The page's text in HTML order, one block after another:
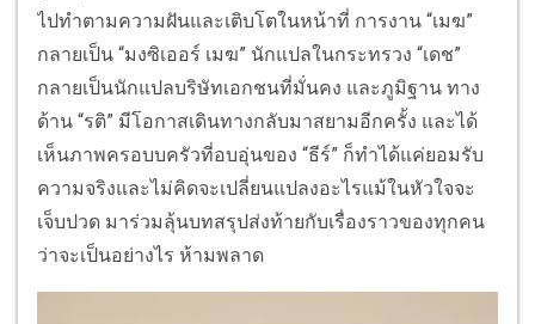
ไปทำตามความฝันและเติบโตในหน้าที่ การงาน “เมฆ”
กลายเป็น “มงซิเออร์ เมฆ” นักแปลในกระทรวง “เดช”
กลายเป็นนักแปลบริษัทเอกชนที่มั่นคง และภูมิฐาน ทาง
ด้าน “รติ” มีโอกาสเดินทางกลับมาสยามอีกครั้ง และได้
เห็นภาพครอบบครัวที่อบอุ่นของ “ธีร์” ก็ทำได้แค่ยอมรับ
ความจริงและไม่คิดจะเปลี่ยนแปลงอะไรแม้ในหัวใจจะ
เจ็บปวด มาร่วมลุ้นบทสรุปส่งท้ายกับเรื่องราวของทุกคน
ว่าจะเป็นอย่างไร ห้ามพลาด